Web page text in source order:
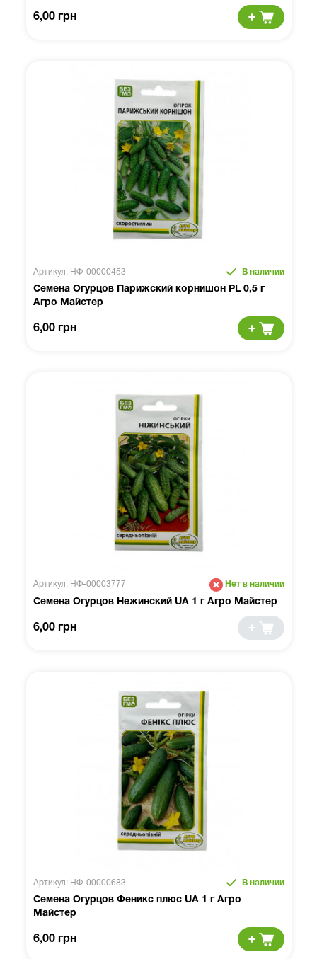
6,00 грн
Артикул: НФ-00000453 В наличии
Семена Огурцов Парижский корнишон PL 0,5 г
Агро Майстер
6,00 грн
Артикул: НФ-00003777 Нет в наличии
Семена Огурцов Нежинский UA 1 г Агро Майстер
6,00 грн
Артикул: НФ-00000683 В наличии
Семена Огурцов Феникс плюс UA 1 г Агро
Майстер
6,00 грн